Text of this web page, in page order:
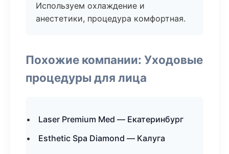
Используем охлаждение и
анестетики, процедура комфортная.
Похожие компании: Уходовые
процедуры для лица
Laser Premium Med — Екатеринбург
Esthetic Spa Diamond — Калуга